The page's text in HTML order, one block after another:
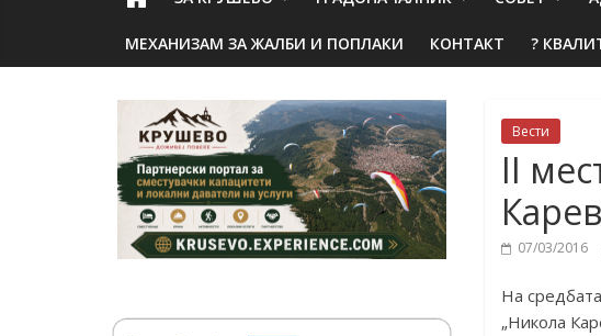
МЕХАНИЗАМ ЗА ЖАЛБИ И ПОПЛАКИ КОНТАКТ ?
Вести
II
07/03/2016
На
„Никола